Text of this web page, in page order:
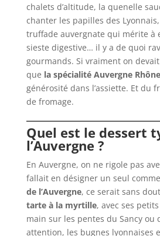
chalets d’altitude, la quenelle
chanter les papilles des
truffade auvergnate qui mérite à
sieste digestive… il y a de quoi
gourmands. Si vraiment on
que la spécialité Auvergne
générosité dans l’assiette. Et du
de fromage.
Quel est le dessert
l’Auvergne ?
En Auvergne, on ne rigole pas
fallait en désigner un seul comme
de l’Auvergne, ce serait sans
tarte à la myrtille, avec ses
main sur les pentes du Sancy ou
attention, les bugnes lyonnaises